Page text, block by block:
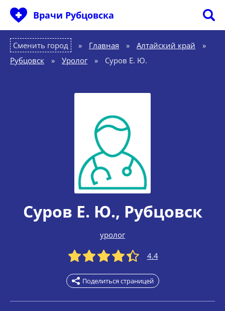
Врачи Рубцовска
Сменить город Главная » Алтайский край
»
Рубцовск
» Уролог » Суров Е. Ю.
Суров Е. Ю., Рубцовск
уролог
4.4
Поделиться страницей